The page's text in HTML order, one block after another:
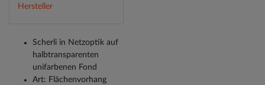
Hersteller
Scherli in Netzoptik auf
halbtransparenten
unifarbenen Fond
Art: Flächenvorhang